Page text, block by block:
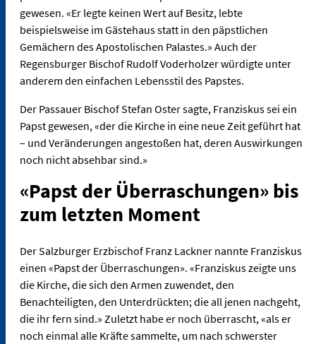
gewesen. «Er legte keinen Wert auf Besitz, lebte
beispielsweise im Gästehaus statt in den päpstlichen
Gemächern des Apostolischen Palastes.» Auch der
Regensburger Bischof Rudolf Voderholzer würdigte unter
anderem den einfachen Lebensstil des Papstes.
Der Passauer Bischof Stefan Oster sagte, Franziskus sei ein
Papst gewesen, «der die Kirche in eine neue Zeit geführt hat
– und Veränderungen angestoßen hat, deren Auswirkungen
noch nicht absehbar sind.»
«Papst der Überraschungen» bis
zum letzten Moment
Der Salzburger Erzbischof Franz Lackner nannte Franziskus
einen «Papst der Überraschungen». «Franziskus zeigte uns
die Kirche, die sich den Armen zuwendet, den
Benachteiligten, den Unterdrückten; die all jenen nachgeht,
die ihr fern sind.» Zuletzt habe er noch überrascht, «als er
noch einmal alle Kräfte sammelte, um nach schwerster